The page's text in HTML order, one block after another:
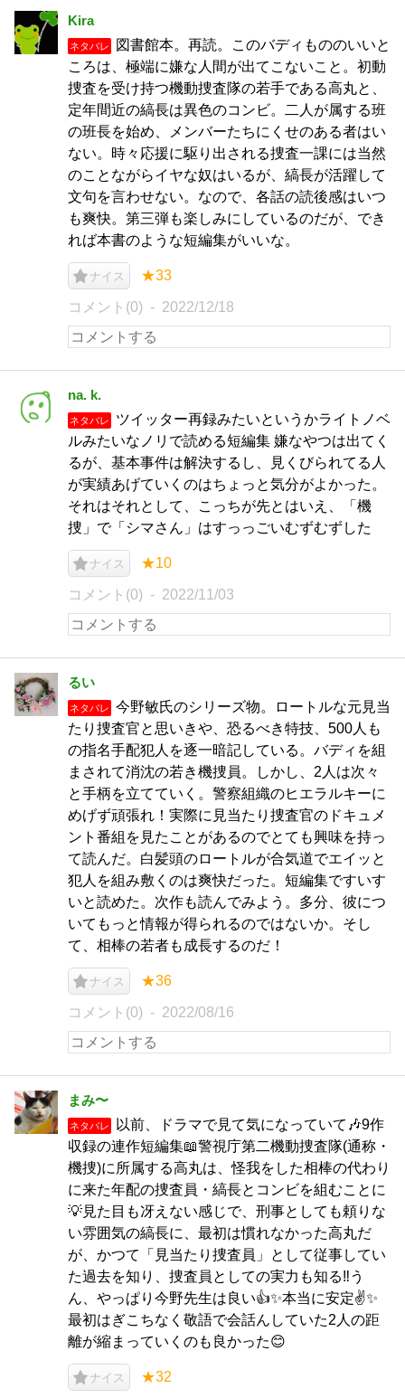
Kira
ネタバレ
図書館本。再読。このバディもののいいと
ころは、極端に嫌な人間が出てこないこと。初動
捜査を受け持つ機動捜査隊の若手である高丸と、
定年間近の縞長は異色のコンビ。二人が属する班
の班長を始め、メンバーたちにくせのある者はい
ない。時々応援に駆り出される捜査一課には当然
のことながらイヤな奴はいるが、縞長が活躍して
文句を言わせない。なので、各話の読後感はいつ
も爽快。第三弾も楽しみにしているのだが、でき
れば本書のような短編集がいいな。
ナイス ★33
コメント(0) 2022/12/18
na. k.
ネタバレ
ツイッター再録みたいというかライトノベ
ルみたいなノリで読める短編集 嫌なやつは出てく
るが、基本事件は解決するし、見くびられてる人
が実績あげていくのはちょっと気分がよかった。
それはそれとして、こっちが先とはいえ、「機
捜」で「シマさん」はすっっごいむずむずした
ナイス ★10
コメント(0) 2022/11/03
るい
ネタバレ
今野敏氏のシリーズ物。ロートルな元見当
たり捜査官と思いきや、恐るべき特技、500人も
の指名手配犯人を逐一暗記している。バディを組
まされて消沈の若き機捜員。しかし、2人は次々
と手柄を立てていく。警察組織のヒエラルキーに
めげず頑張れ！実際に見当たり捜査官のドキュメ
ント番組を見たことがあるのでとても興味を持っ
て読んだ。白髪頭のロートルが合気道でエイッと
犯人を組み敷くのは爽快だった。短編集ですいす
いと読めた。次作も読んでみよう。多分、彼につ
いてもっと情報が得られるのではないか。そし
て、相棒の若者も成長するのだ！
ナイス ★36
コメント(0) 2022/08/16
まみ〜
ネタバレ
以前、ドラマで見て気になっていて🎶9作
収録の連作短編集📖警視庁第二機動捜査隊(通称・
機捜)に所属する高丸は、怪我をした相棒の代わり
に来た年配の捜査員・縞長とコンビを組むことに
💡見た目も冴えない感じで、刑事としても頼りな
い雰囲気の縞長に、最初は慣れなかった高丸だ
が、かつて「見当たり捜査員」として従事してい
た過去を知り、捜査員としての実力も知る‼️う
ん、やっぱり今野先生は良い👍✨本当に安定✌️✨
最初はぎこちなく敬語で会話んしていた2人の距
離が縮まっていくのも良かった😊
ナイス ★32